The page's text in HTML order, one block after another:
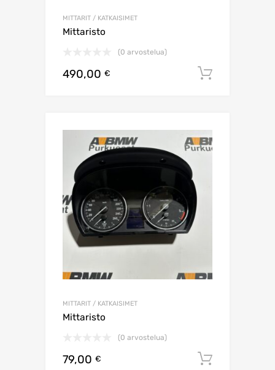
MITTARIT / KATKAISIMET
Mittaristo
(0 arvostelua)
490,00 €
MITTARIT / KATKAISIMET
Mittaristo
(0 arvostelua)
79,00 €